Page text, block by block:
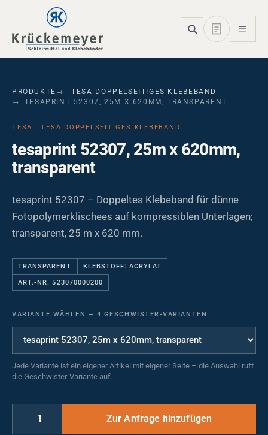
Skip to main navigation
Skip to main content
Skip to page footer
PRODUKTE
TESA DOPPELSEITIGES KLEBEBAND
TESAPRINT 52307, 25M X 620MM, TRANSPARENT
TESA · TESA DOPPELSEITIGES KLEBEBAND
tesaprint 52307, 25m x 620mm,
transparent
tesaprint 52307 – Doppeltes Klebeband für dünne
Fotopolymerklischees auf kompressiblen Unterlagen;
transparent, 25 m x 620 mm.
TRANSPARENT KLEBSTOFF: ACRYLAT
ART.-NR. 523070000200
VARIANTE WÄHLEN — 4 GESCHWISTER-VARIANTEN
Jede Variante ist ein eigener Artikel mit eigener Seite – die Auswahl ruft
die Geschwister-Variante auf.